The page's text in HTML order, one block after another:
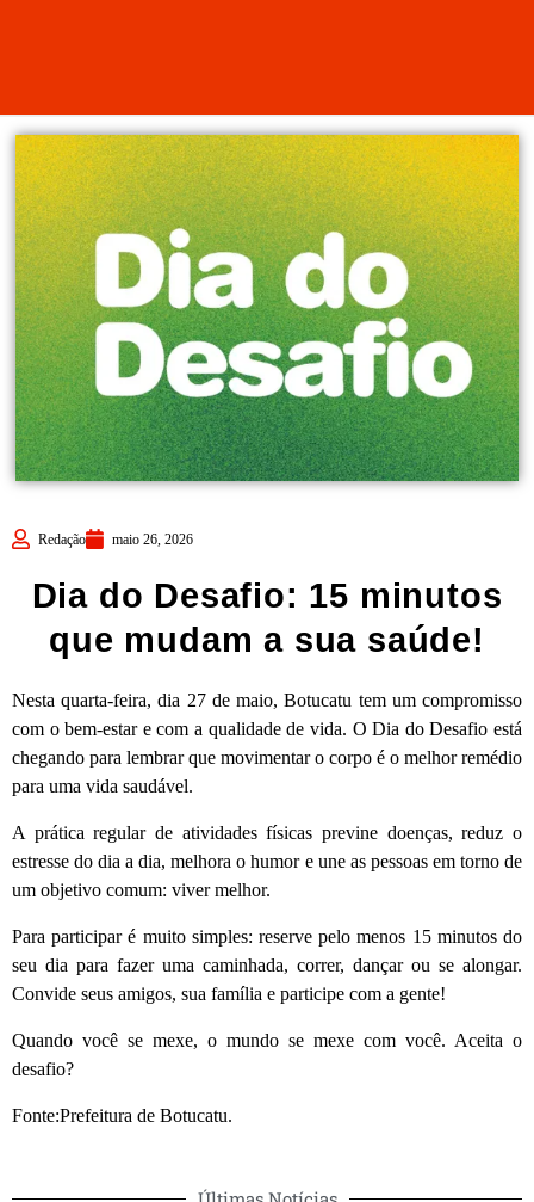
Redação maio 26, 2026
Dia do Desafio: 15 minutos
que mudam a sua saúde!
Nesta quarta-feira, dia 27 de maio, Botucatu tem um compromisso
com o bem-estar e com a qualidade de vida. O Dia do Desafio está
chegando para lembrar que movimentar o corpo é o melhor remédio
para uma vida saudável.
A prática regular de atividades físicas previne doenças, reduz o
estresse do dia a dia, melhora o humor e une as pessoas em torno de
um objetivo comum: viver melhor.
Para participar é muito simples: reserve pelo menos 15 minutos do
seu dia para fazer uma caminhada, correr, dançar ou se alongar.
Convide seus amigos, sua família e participe com a gente!
Quando você se mexe, o mundo se mexe com você. Aceita o
desafio?
Fonte:Prefeitura de Botucatu.